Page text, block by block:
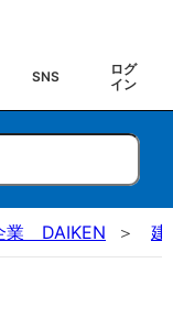
SNS
ログ
イン
業 DAIKEN 建